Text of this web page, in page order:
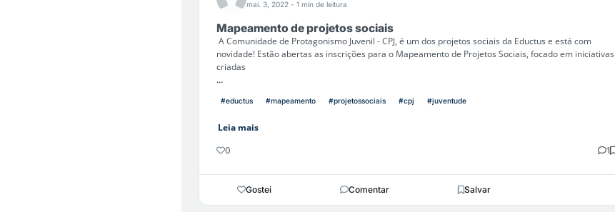
mai. 3, 2022 - 1 min de leitura
Mapeamento de projetos sociais
A Comunidade de Protagonismo Juvenil - CPJ, é um dos projetos sociais da Eductus e está com
novidade! Estão abertas as inscrições para o Mapeamento de Projetos Sociais, focado em iniciativas
criadas
...
#eductus #mapeamento #projetossociais #cpj #juventude
Leia mais
0 1
Gostei Comentar Salvar